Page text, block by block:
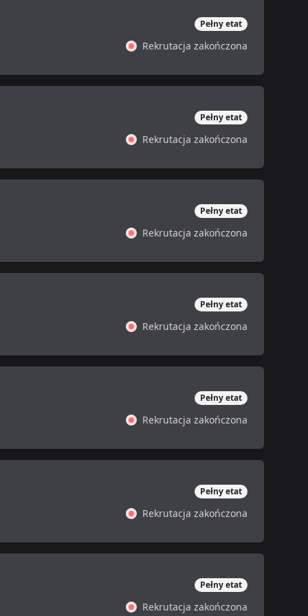
Pełny etat
Rekrutacja zakończona
Pełny etat
Rekrutacja zakończona
Pełny etat
Rekrutacja zakończona
Pełny etat
Rekrutacja zakończona
Pełny etat
Rekrutacja zakończona
Pełny etat
Rekrutacja zakończona
Pełny etat
Rekrutacja zakończona